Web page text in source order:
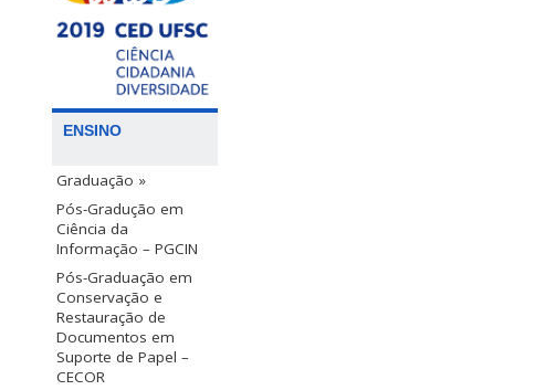
ENSINO
Graduação »
Pós-Gradução em
Ciência da
Informação – PGCIN
Pós-Graduação em
Conservação e
Restauração de
Documentos em
Suporte de Papel –
CECOR